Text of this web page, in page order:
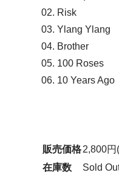
02. Risk
03. Ylang Ylang
04. Brother
05. 100 Roses
06. 10 Years Ago
販売価格2,800円
在庫数
Sold